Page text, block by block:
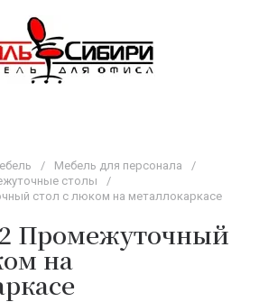
/ Мебель для персонала
/
столы
/
стол с люком на металлокаркасе
Промежуточный
на